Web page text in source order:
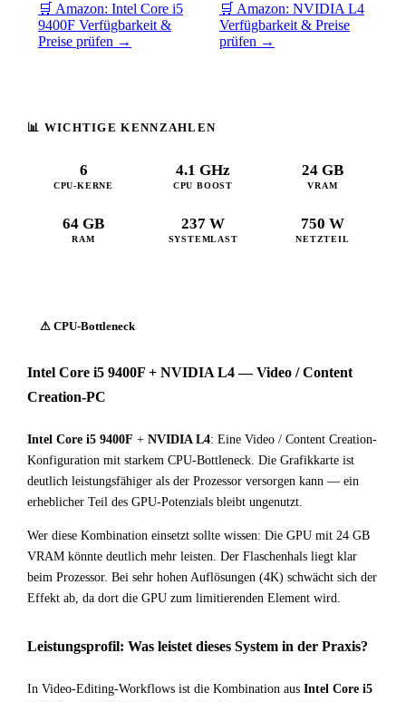
🛒 Amazon: Intel Core i5
9400F Verfügbarkeit &
Preise prüfen →
🛒 Amazon: NVIDIA L4
Verfügbarkeit & Preise
prüfen →
📊 WICHTIGE KENNZAHLEN
6
CPU-KERNE
4.1 GHz
CPU BOOST
24 GB
VRAM
64 GB
RAM
237 W
SYSTEMLAST
750 W
NETZTEIL
⚠ CPU-Bottleneck
Intel Core i5 9400F + NVIDIA L4 — Video / Content
Creation-PC
Intel Core i5 9400F + NVIDIA L4: Eine Video / Content Creation-
Konfiguration mit starkem CPU-Bottleneck. Die Grafikkarte ist
deutlich leistungsfähiger als der Prozessor versorgen kann — ein
erheblicher Teil des GPU-Potenzials bleibt ungenutzt.
Wer diese Kombination einsetzt sollte wissen: Die GPU mit 24 GB
VRAM könnte deutlich mehr leisten. Der Flaschenhals liegt klar
beim Prozessor. Bei sehr hohen Auflösungen (4K) schwächt sich der
Effekt ab, da dort die GPU zum limitierenden Element wird.
Leistungsprofil: Was leistet dieses System in der Praxis?
In Video-Editing-Workflows ist die Kombination aus Intel Core i5